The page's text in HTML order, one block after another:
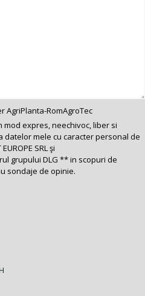
AgriPlanta-RomAgroTec
mod expres, neechivoc, liber si
mele cu caracter personal de
SRL şi
grupului DLG ** in scopuri de
sondaje de opinie.